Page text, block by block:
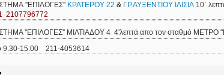
''ΕΠΙΛΟΓΕΣ'' ΚΡΑΤΕΡΟΥ 22 & ΓΡ.ΑΥΞΕΝΤΙΟΥ ΙΛΙΣΙΑ 10΄
2107796772
''ΕΠΙΛΟΓΕΣ'' ΜΙΛΤΙΑΔΟΥ 4 4'λεπτά απο τον σταθμό
9.30-15.00 211-4053614